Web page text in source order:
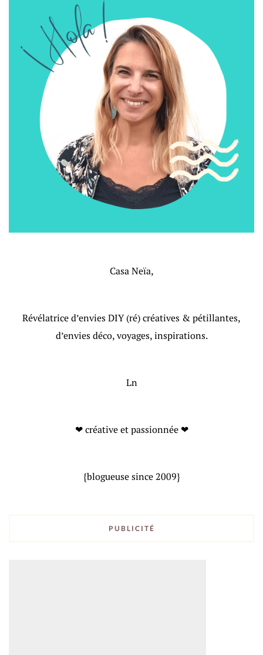
Casa Neïa,
Révélatrice d’envies DIY (ré) créatives & pétillantes,
d’envies déco, voyages, inspirations.
Ln
❤ créative et passionnée ❤
{blogueuse since 2009}
PUBLICITÉ